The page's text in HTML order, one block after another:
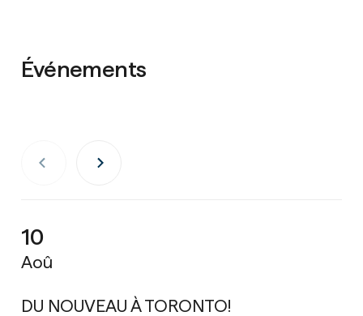
Événements
10
Aoû
DU NOUVEAU À TORONTO!